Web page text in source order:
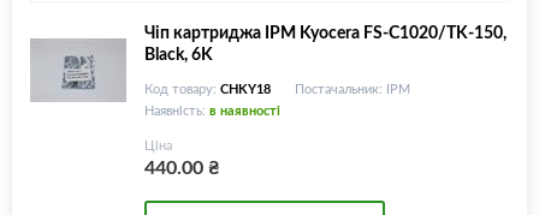
Чіп картриджа IPM Kyocera FS-C1020/TK-150,
Black, 6K
Код товару: CHKY18
Постачальник: IPM
Наявність: в наявності
Ціна
440.00₴